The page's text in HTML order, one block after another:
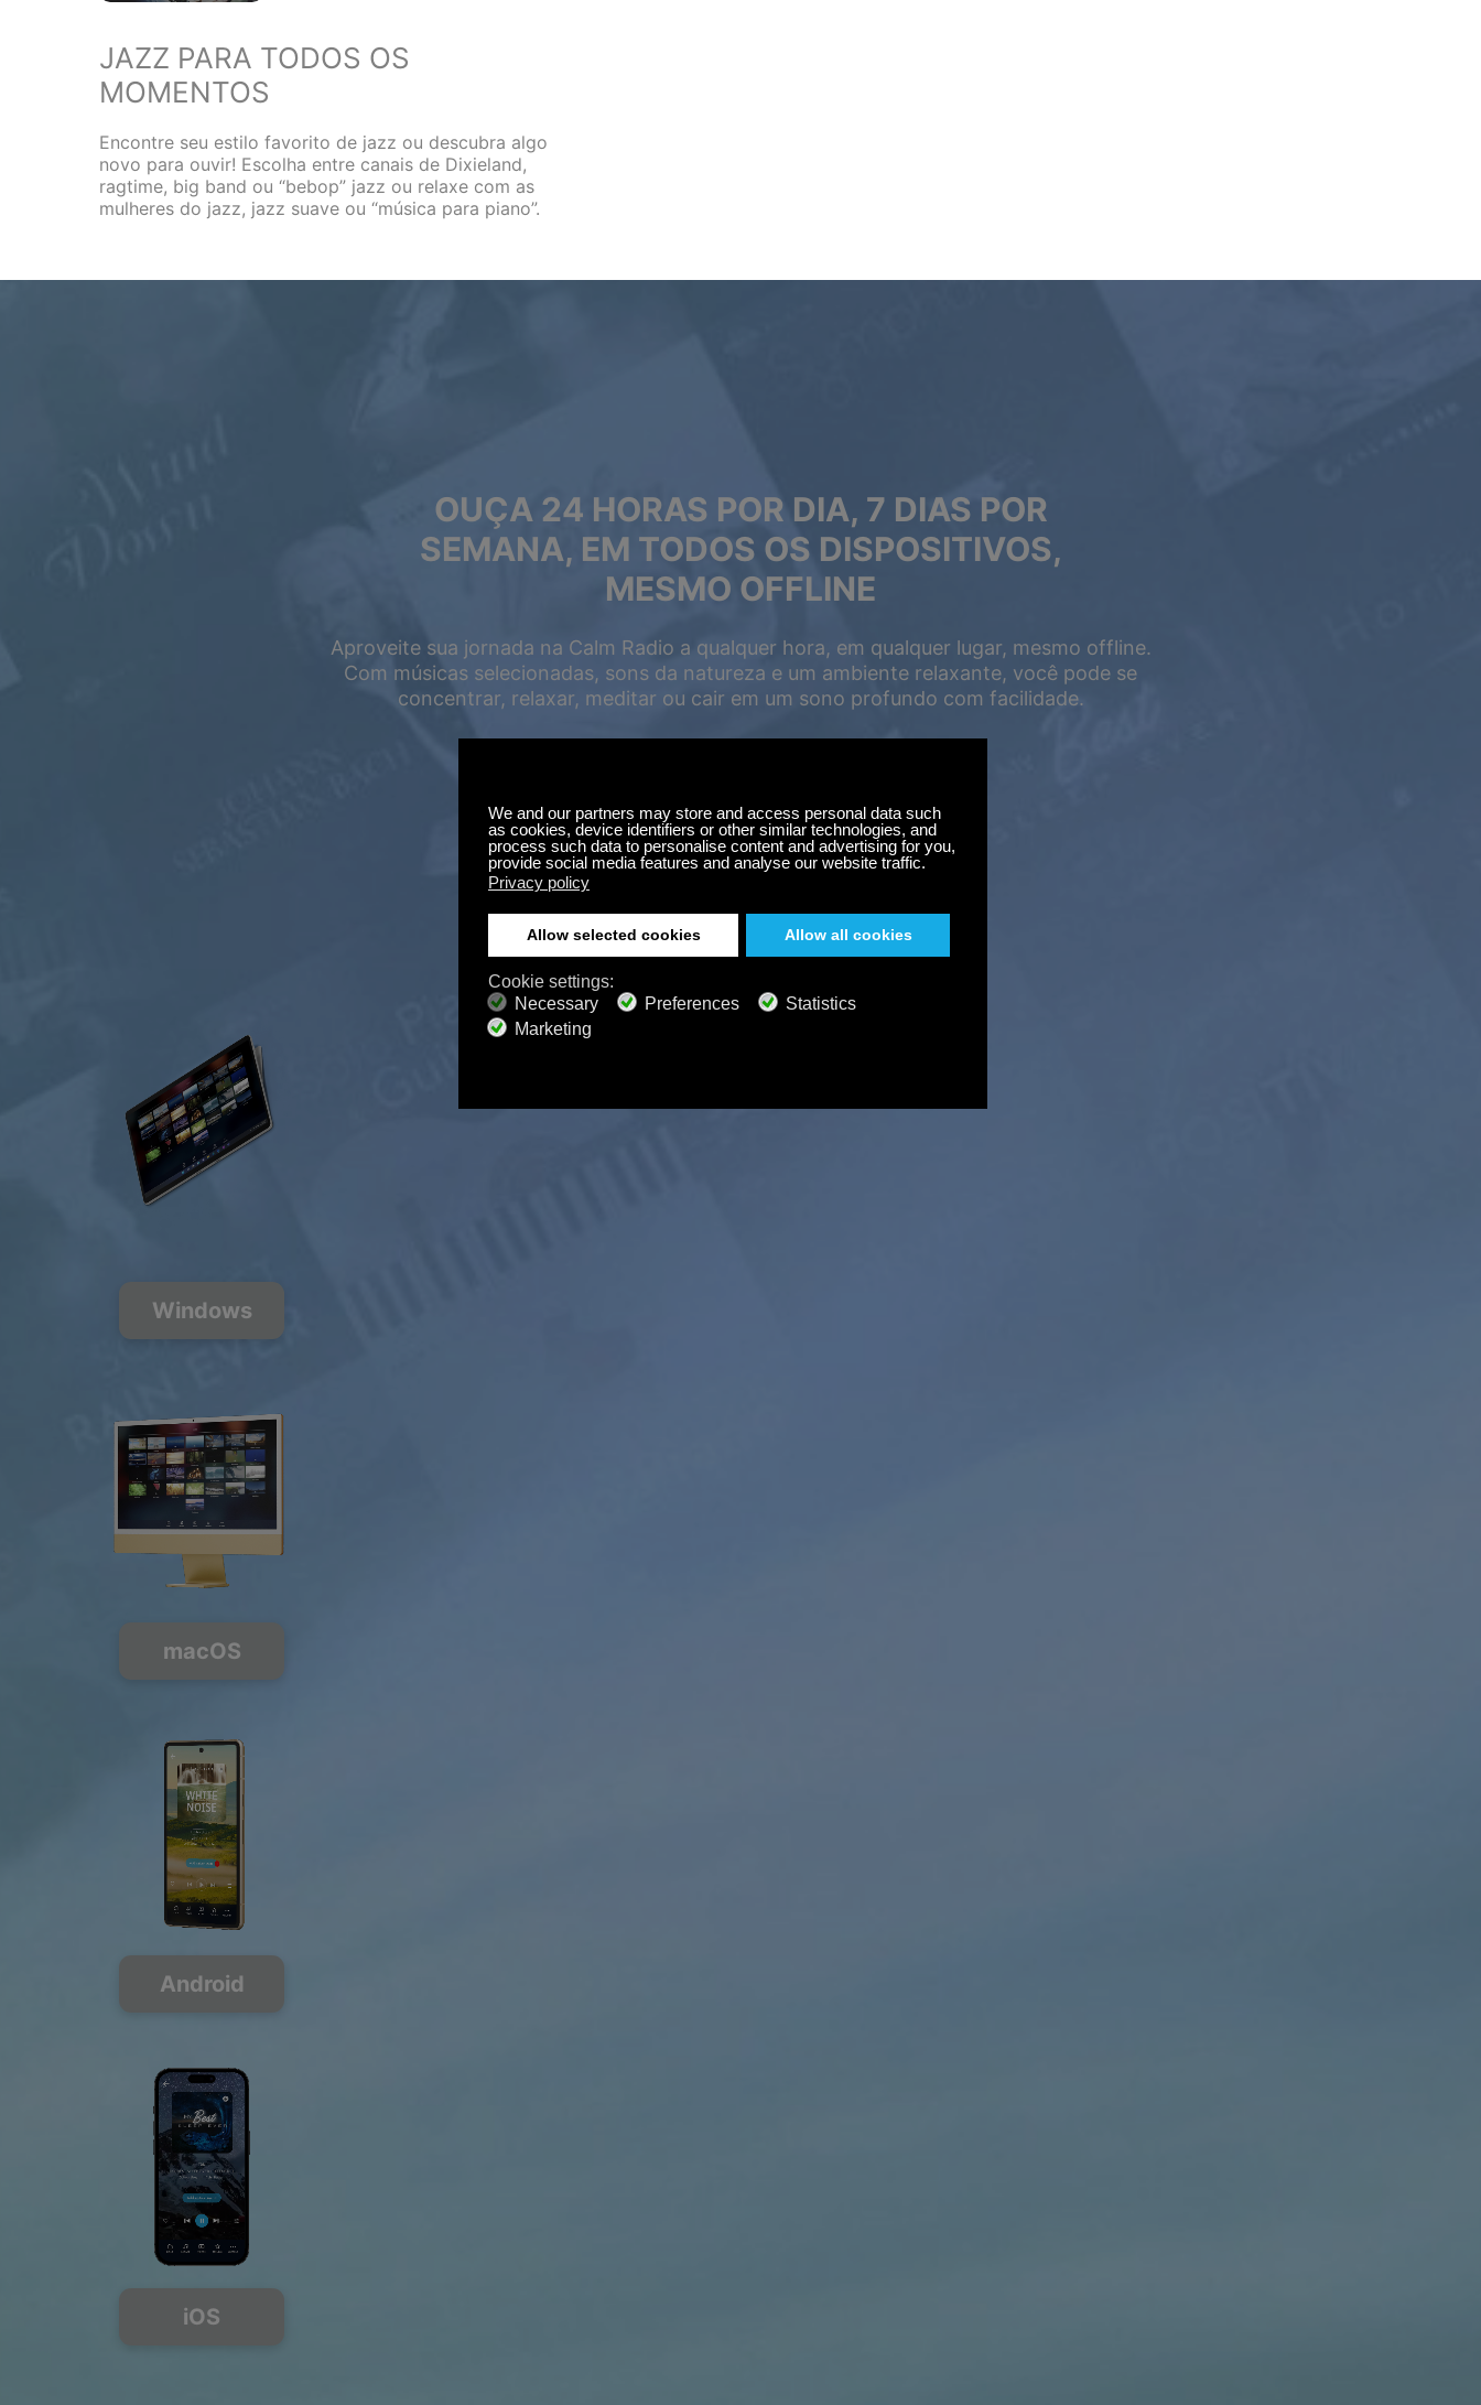
JAZZ PARA TODOS OS
MOMENTOS
Encontre seu estilo favorito de jazz ou descubra algo
novo para ouvir! Escolha entre canais de Dixieland,
ragtime, big band ou “bebop” jazz ou relaxe com as
mulheres do jazz, jazz suave ou “música para piano”.
OUÇA 24 HORAS POR DIA, 7 DIAS POR
SEMANA, EM TODOS OS DISPOSITIVOS,
MESMO OFFLINE
Aproveite sua jornada na Calm Radio a qualquer hora, em qualquer lugar, mesmo offline.
Com músicas selecionadas, sons da natureza e um ambiente relaxante, você pode se
concentrar, relaxar, meditar ou cair em um sono profundo com facilidade.
Windows
macOS
Android
iOS